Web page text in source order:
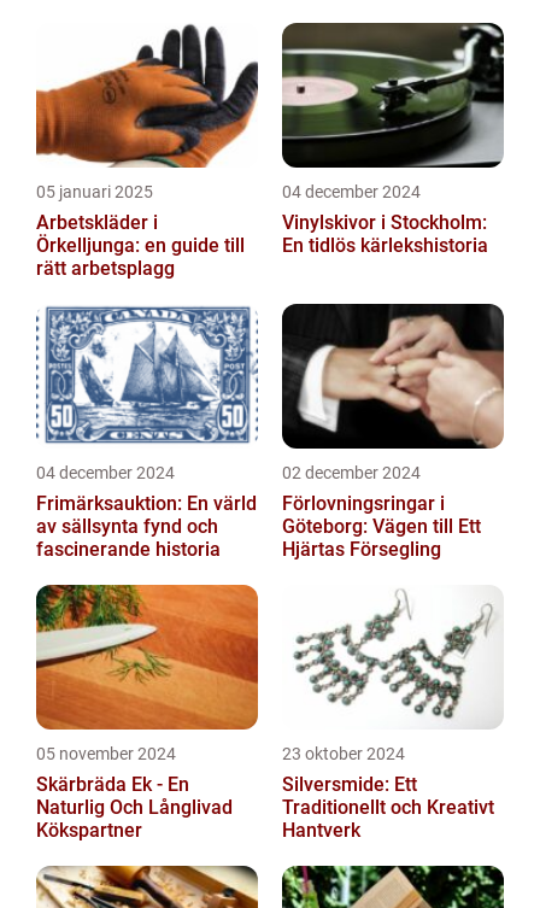
05 januari 2025
Arbetskläder i
Örkelljunga: en guide till
rätt arbetsplagg
04 december 2024
Vinylskivor i Stockholm:
En tidlös kärlekshistoria
04 december 2024
Frimärksauktion: En värld
av sällsynta fynd och
fascinerande historia
02 december 2024
Förlovningsringar i
Göteborg: Vägen till Ett
Hjärtas Försegling
05 november 2024
Skärbräda Ek - En
Naturlig Och Långlivad
Kökspartner
23 oktober 2024
Silversmide: Ett
Traditionellt och Kreativt
Hantverk